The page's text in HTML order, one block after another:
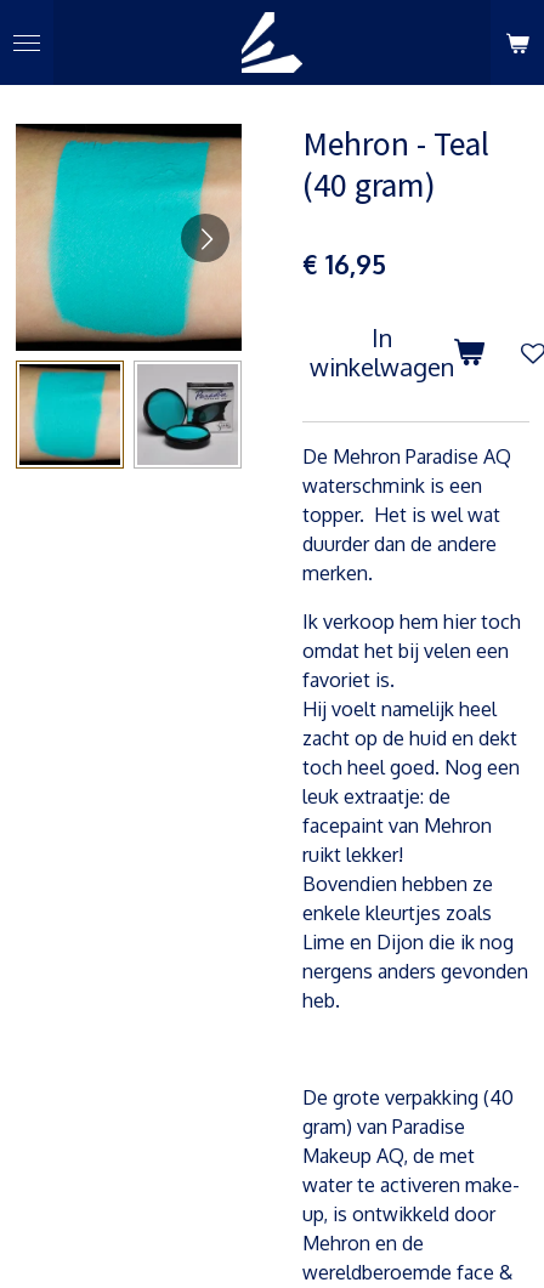
direct
naar
hoofdinhoud
Mehron - Teal
(40 gram)
€ 16,95
In
winkelwagen
De Mehron Paradise AQ
waterschmink is een
topper. Het is wel wat
duurder dan de andere
merken.
Ik verkoop hem hier toch
omdat het bij velen een
favoriet is.
Hij voelt namelijk heel
zacht op de huid en dekt
toch heel goed. Nog een
leuk extraatje: de
facepaint van Mehron
ruikt lekker!
Bovendien hebben ze
enkele kleurtjes zoals
Lime en Dijon die ik nog
nergens anders gevonden
heb.
De grote verpakking (40
gram) van Paradise
Makeup AQ, de met
water te activeren make-
up, is ontwikkeld door
Mehron en de
wereldberoemde face &